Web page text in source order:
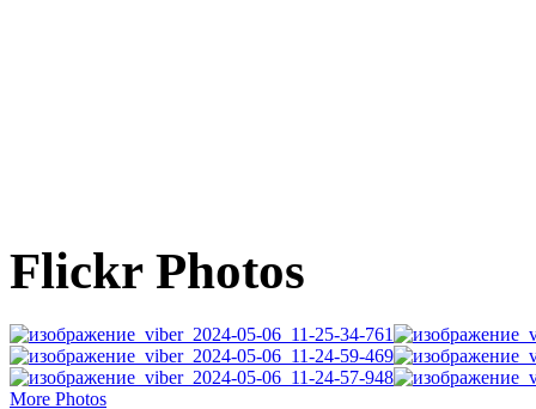
Flickr Photos
More Photos